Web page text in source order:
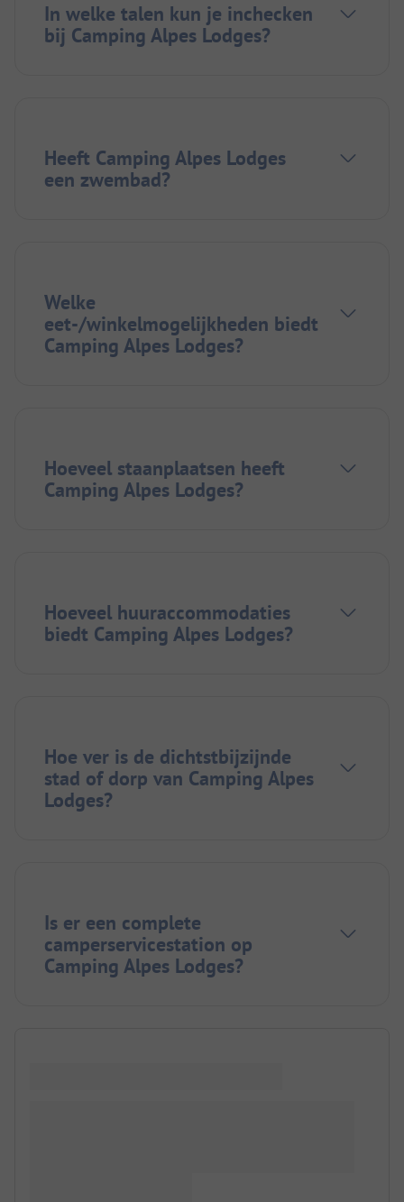
In welke talen kun je inchecken
bij Camping Alpes Lodges?
Heeft Camping Alpes Lodges
een zwembad?
Welke
eet-/winkelmogelijkheden biedt
Camping Alpes Lodges?
Hoeveel staanplaatsen heeft
Camping Alpes Lodges?
Hoeveel huuraccommodaties
biedt Camping Alpes Lodges?
Hoe ver is de dichtstbijzijnde
stad of dorp van Camping Alpes
Lodges?
Is er een complete
camperservicestation op
Camping Alpes Lodges?